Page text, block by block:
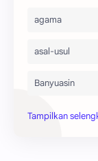
agama
asal-usul
Banyuasin
bola